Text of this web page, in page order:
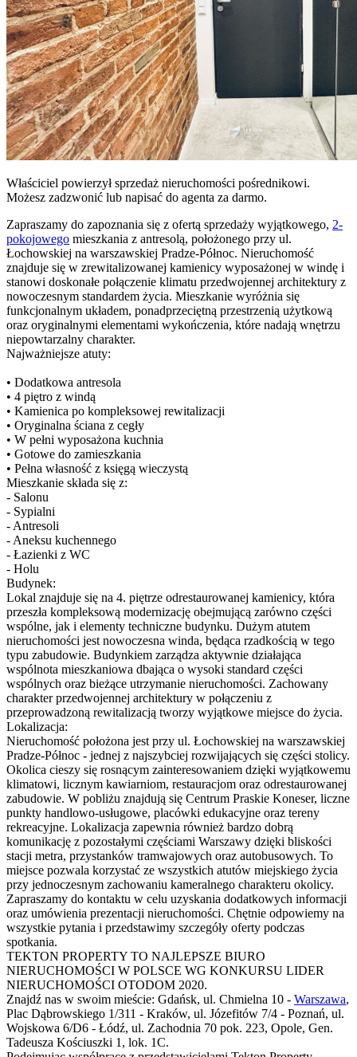
Właściciel powierzył sprzedaż nieruchomości pośrednikowi.
Możesz zadzwonić lub napisać do agenta za darmo.
Zapraszamy do zapoznania się z ofertą sprzedaży wyjątkowego, 2-
pokojowego mieszkania z antresolą, położonego przy ul.
Łochowskiej na warszawskiej Pradze-Północ. Nieruchomość
znajduje się w zrewitalizowanej kamienicy wyposażonej w windę i
stanowi doskonałe połączenie klimatu przedwojennej architektury z
nowoczesnym standardem życia. Mieszkanie wyróżnia się
funkcjonalnym układem, ponadprzeciętną przestrzenią użytkową
oraz oryginalnymi elementami wykończenia, które nadają wnętrzu
niepowtarzalny charakter.
Najważniejsze atuty:
• Dodatkowa antresola
• 4 piętro z windą
• Kamienica po kompleksowej rewitalizacji
• Oryginalna ściana z cegły
• W pełni wyposażona kuchnia
• Gotowe do zamieszkania
• Pełna własność z księgą wieczystą
Mieszkanie składa się z:
- Salonu
- Sypialni
- Antresoli
- Aneksu kuchennego
- Łazienki z WC
- Holu
Budynek:
Lokal znajduje się na 4. piętrze odrestaurowanej kamienicy, która
przeszła kompleksową modernizację obejmującą zarówno części
wspólne, jak i elementy techniczne budynku. Dużym atutem
nieruchomości jest nowoczesna winda, będąca rzadkością w tego
typu zabudowie. Budynkiem zarządza aktywnie działająca
wspólnota mieszkaniowa dbająca o wysoki standard części
wspólnych oraz bieżące utrzymanie nieruchomości. Zachowany
charakter przedwojennej architektury w połączeniu z
przeprowadzoną rewitalizacją tworzy wyjątkowe miejsce do życia.
Lokalizacja:
Nieruchomość położona jest przy ul. Łochowskiej na warszawskiej
Pradze-Północ - jednej z najszybciej rozwijających się części stolicy.
Okolica cieszy się rosnącym zainteresowaniem dzięki wyjątkowemu
klimatowi, licznym kawiarniom, restauracjom oraz odrestaurowanej
zabudowie. W pobliżu znajdują się Centrum Praskie Koneser, liczne
punkty handlowo-usługowe, placówki edukacyjne oraz tereny
rekreacyjne. Lokalizacja zapewnia również bardzo dobrą
komunikację z pozostałymi częściami Warszawy dzięki bliskości
stacji metra, przystanków tramwajowych oraz autobusowych. To
miejsce pozwala korzystać ze wszystkich atutów miejskiego życia
przy jednoczesnym zachowaniu kameralnego charakteru okolicy.
Zapraszamy do kontaktu w celu uzyskania dodatkowych informacji
oraz umówienia prezentacji nieruchomości. Chętnie odpowiemy na
wszystkie pytania i przedstawimy szczegóły oferty podczas
spotkania.
TEKTON PROPERTY TO NAJLEPSZE BIURO
NIERUCHOMOŚCI W POLSCE WG KONKURSU LIDER
NIERUCHOMOŚCI OTODOM 2020.
Znajdź nas w swoim mieście: Gdańsk, ul. Chmielna 10 - Warszawa,
Plac Dąbrowskiego 1/311 - Kraków, ul. Józefitów 7/4 - Poznań, ul.
Wojskowa 6/D6 - Łódź, ul. Zachodnia 70 pok. 223, Opole, Gen.
Tadeusza Kościuszki 1, lok. 1C.